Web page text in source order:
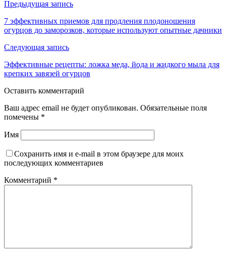
Предыдущая запись
7 эффективных приемов для продления плодоношения
огурцов до заморозков, которые используют опытные дачники
Следующая запись
Эффективные рецепты: ложка меда, йода и жидкого мыла для
крепких завязей огурцов
Оставить комментарий
Ваш адрес email не будет опубликован. Обязательные поля
помечены *
Имя
Сохранить имя и e-mail в этом браузере для моих
последующих комментариев
Комментарий *